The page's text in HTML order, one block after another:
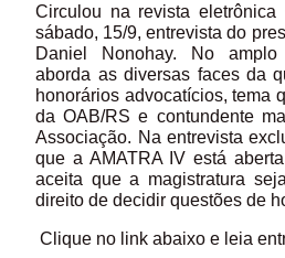
Circulou na revista eletrônica
sábado, 15/9, entrevista do
Daniel Nonohay. No
aborda as diversas faces da
honorários advocatícios, tema
da OAB/RS e contundente
Associação. Na entrevista
que a AMATRA IV está
aceita que a magistratura
direito de decidir questões de
Clique no link abaixo e leia